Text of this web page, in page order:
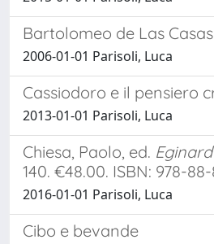
Bartolomeo de Las Casas
2006-01-01 Parisoli, Luca
Cassiodoro e il pensiero
2013-01-01 Parisoli, Luca
Chiesa, Paolo, ed.
140. €48.00. ISBN: 978-
2016-01-01 Parisoli, Luca
Cibo e bevande